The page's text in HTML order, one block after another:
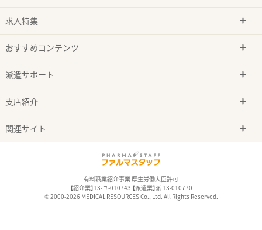
求人特集
おすすめコンテンツ
派遣サポート
支店紹介
関連サイト
有料職業紹介事業 厚生労働大臣許可
【紹介業】13-ユ-010743 【派遣業】派 13-010770
© 2000-2026 MEDICAL RESOURCES Co., Ltd. All Rights Reserved.